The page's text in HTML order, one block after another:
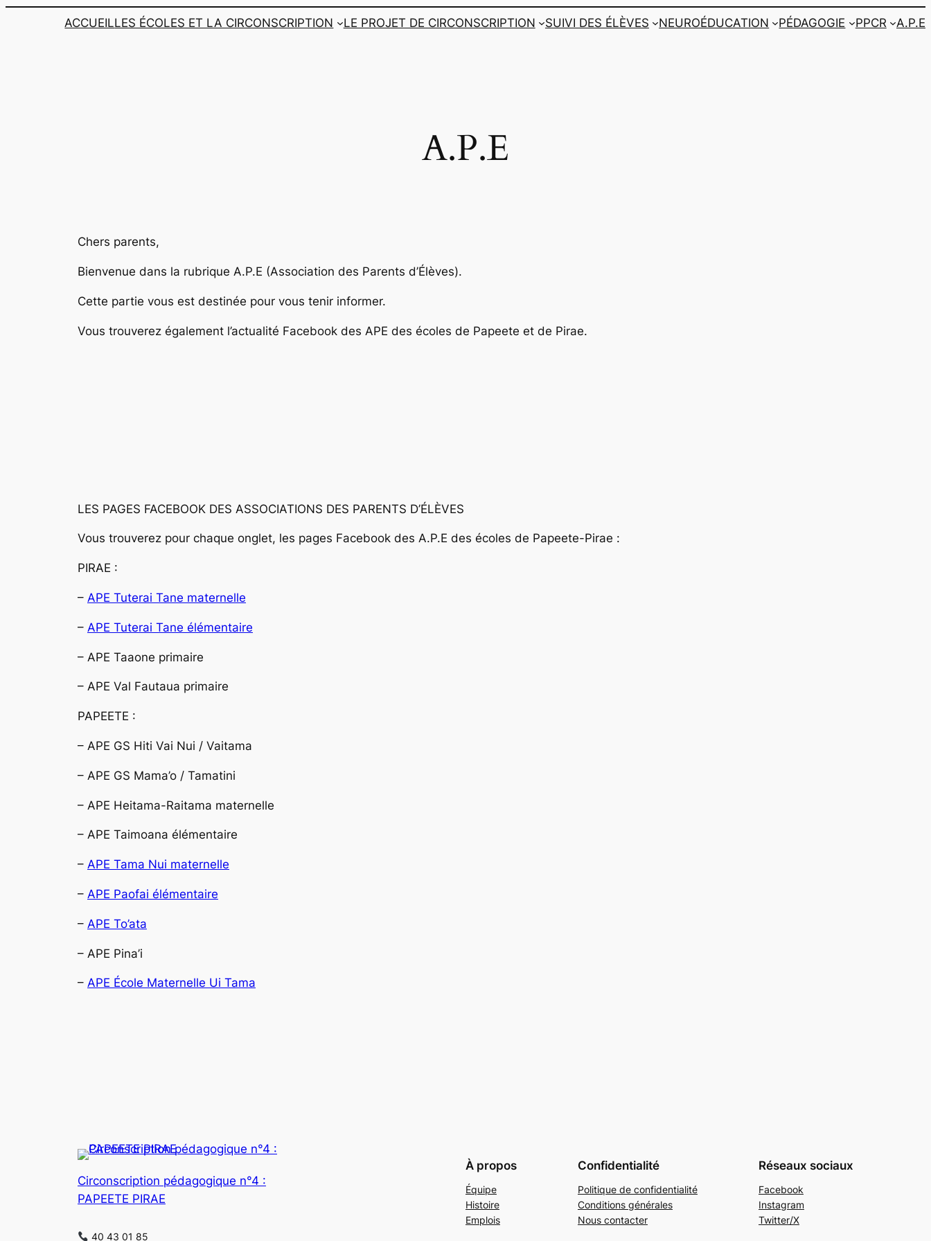
ACCUEILLES ÉCOLES ET LA CIRCONSCRIPTION LE PROJET DE CIRCONSCRIPTION SUIVI DES ÉLÈVES NEUROÉDUCATION PÉDAGOGIE PPCR A.P.E
A.P.E
Chers parents,
Bienvenue dans la rubrique A.P.E (Association des Parents d’Élèves).
Cette partie vous est destinée pour vous tenir informer.
Vous trouverez également l’actualité Facebook des APE des écoles de Papeete et de Pirae.
LES PAGES FACEBOOK DES ASSOCIATIONS DES PARENTS D’ÉLÈVES
Vous trouverez pour chaque onglet, les pages Facebook des A.P.E des écoles de Papeete-Pirae :
PIRAE :
– APE Tuterai Tane maternelle
– APE Tuterai Tane élémentaire
– APE Taaone primaire
– APE Val Fautaua primaire
PAPEETE :
– APE GS Hiti Vai Nui / Vaitama
– APE GS Mama’o / Tamatini
– APE Heitama-Raitama maternelle
– APE Taimoana élémentaire
– APE Tama Nui maternelle
– APE Paofai élémentaire
– APE To’ata
– APE Pina’i
– APE École Maternelle Ui Tama
Circonscription pédagogique n°4 :
PAPEETE PIRAE
40 43 01 85
À propos
Équipe
Histoire
Emplois
Confidentialité
Politique de confidentialité
Conditions générales
Nous contacter
Réseaux sociaux
Facebook
Instagram
Twitter/X